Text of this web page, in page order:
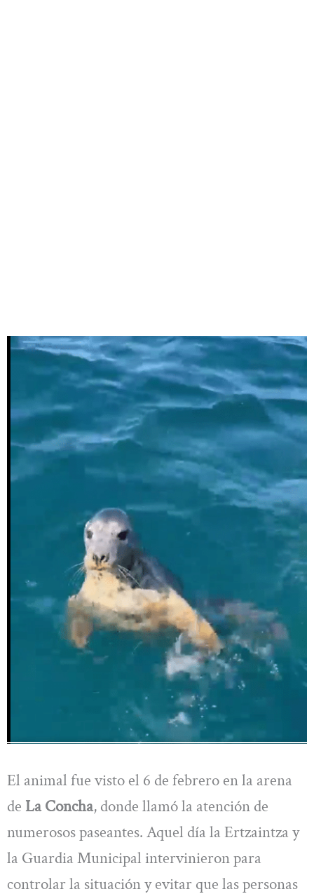
El animal fue visto el 6 de febrero en la arena
de La Concha, donde llamó la atención de
numerosos paseantes. Aquel día la Ertzaintza y
la Guardia Municipal intervinieron para
controlar la situación y evitar que las personas